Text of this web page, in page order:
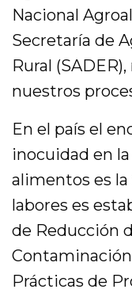
Nacional
Secretaría de
Rural
nuestros
En el país el
inocuidad en
alimentos es la
labores es
de Reducción
Contaminación
Prácticas de